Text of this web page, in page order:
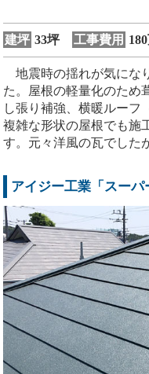
建坪 33坪 工事費用
地震時の揺れが気にな
た。屋根の軽量化のため
し張り補強、横暖ルーフ
複雑な形状の屋根でも施
す。元々洋風の瓦でした
アイジー工業「スーパ